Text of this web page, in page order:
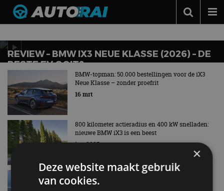
Podcast
Autotests
Automerken
Adverteren
Contact
MotorRAI.nl
Nieuws over
REVIEW – BMW IX3 NEUE KLASSE (2026) – DE
BESTE EV OOIT?
BMW-topman: 50.000 bestellingen voor de iX3
Neue Klasse – zonder proefrit
16 mrt
800 kilometer actieradius en 400 kW snelladen:
nieuwe BMW iX3 is een beest
jun 2025
Review – BMW iX3 facelift (2022) – Nog steeds
relevant?
×
Deze website maakt gebruik
van cookies.